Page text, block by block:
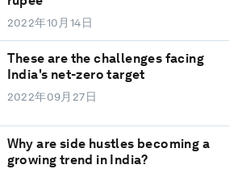
2022年10月14日
These are the challenges facing
India's net-zero target
2022年09月27日
Why are side hustles becoming a
growing trend in India?